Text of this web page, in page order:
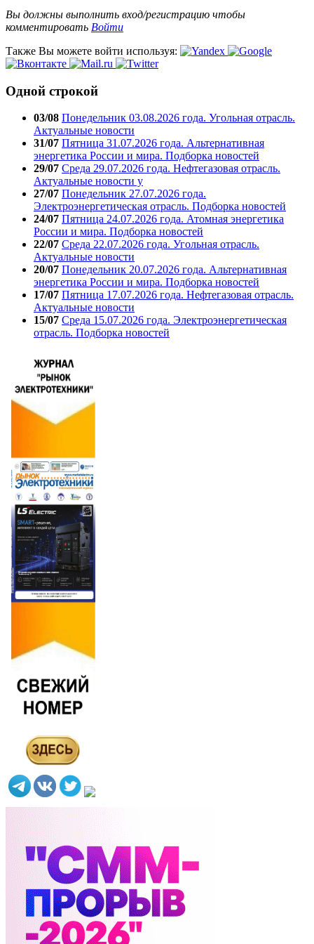
Вы должны выполнить вход/регистрацию чтобы
комментировать Войти
Также Вы можете войти используя:
Одной строкой
03/08 Понедельник 03.08.2026 года. Угольная отрасль.
Актуальные новости
31/07 Пятница 31.07.2026 года. Альтернативная
энергетика России и мира. Подборка новостей
29/07 Среда 29.07.2026 года. Нефтегазовая отрасль.
Актуальные новости у
27/07 Понедельник 27.07.2026 года.
Электроэнергетическая отрасль. Подборка новостей
24/07 Пятница 24.07.2026 года. Атомная энергетика
России и мира. Подборка новостей
22/07 Среда 22.07.2026 года. Угольная отрасль.
Актуальные новости
20/07 Понедельник 20.07.2026 года. Альтернативная
энергетика России и мира. Подборка новостей
17/07 Пятница 17.07.2026 года. Нефтегазовая отрасль.
Актуальные новости
15/07 Среда 15.07.2026 года. Электроэнергетическая
отрасль. Подборка новостей